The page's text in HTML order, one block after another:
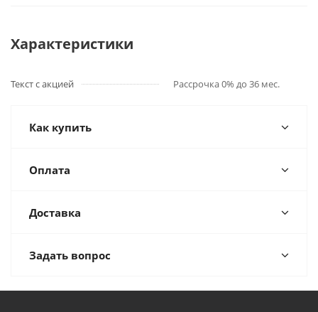
Характеристики
Текст с акцией Рассрочка 0% до 36 мес.
Как купить
Оплата
Доставка
Задать вопрос